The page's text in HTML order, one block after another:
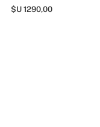
$U 1290,00